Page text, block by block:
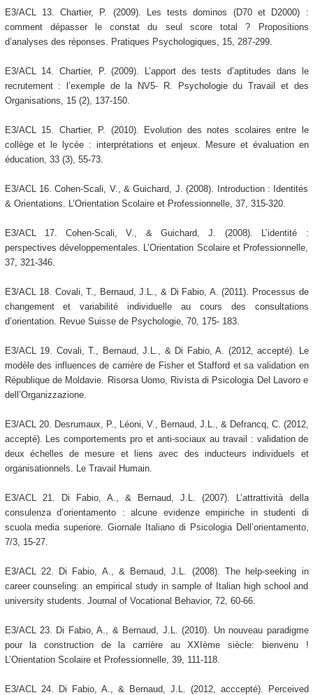
E3/ACL 13. Chartier, P. (2009). Les tests dominos (D70 et D2000) :
comment dépasser le constat du seul score total ? Propositions
d’analyses des réponses. Pratiques Psychologiques, 15, 287-299.
E3/ACL 14. Chartier, P. (2009). L’apport des tests d’aptitudes dans le
recrutement : l’exemple de la NV5- R. Psychologie du Travail et des
Organisations, 15 (2), 137-150.
E3/ACL 15. Chartier, P. (2010). Evolution des notes scolaires entre le
collège et le lycée : interprétations et enjeux. Mesure et évaluation en
éducation, 33 (3), 55-73.
E3/ACL 16. Cohen-Scali, V., & Guichard, J. (2008). Introduction : Identités
& Orientations. L’Orientation Scolaire et Professionnelle, 37, 315-320.
E3/ACL 17. Cohen-Scali, V., & Guichard, J. (2008). L’identité :
perspectives développementales. L’Orientation Scolaire et Professionnelle,
37, 321-346.
E3/ACL 18. Covali, T., Bernaud, J.L., & Di Fabio, A. (2011). Processus de
changement et variabilité individuelle au cours des consultations
d’orientation. Revue Suisse de Psychologie, 70, 175- 183.
E3/ACL 19. Covali, T., Bernaud, J.L., & Di Fabio, A. (2012, accepté). Le
modèle des influences de carrière de Fisher et Stafford et sa validation en
République de Moldavie. Risorsa Uomo, Rivista di Psicologia Del Lavoro e
dell’Organizzazione.
E3/ACL 20. Desrumaux, P., Léoni, V., Bernaud, J.L., & Defrancq, C. (2012,
accepté). Les comportements pro et anti-sociaux au travail : validation de
deux échelles de mesure et liens avec des inducteurs individuels et
organisationnels. Le Travail Humain.
E3/ACL 21. Di Fabio, A., & Bernaud, J.L. (2007). L’attrattività della
consulenza d’orientamento : alcune evidenze empiriche in studenti di
scuola media superiore. Giornale Italiano di Psicologia Dell’orientamento,
7/3, 15-27.
E3/ACL 22. Di Fabio, A., & Bernaud, J.L. (2008). The help-seeking in
career counseling: an empirical study in sample of Italian high school and
university students. Journal of Vocational Behavior, 72, 60-66.
E3/ACL 23. Di Fabio, A., & Bernaud, J.L. (2010). Un nouveau paradigme
pour la construction de la carrière au XXIème siècle: bienvenu !
L’Orientation Scolaire et Professionnelle, 39, 111-118.
E3/ACL 24. Di Fabio, A., & Bernaud, J.L. (2012, acccepté). Perceived